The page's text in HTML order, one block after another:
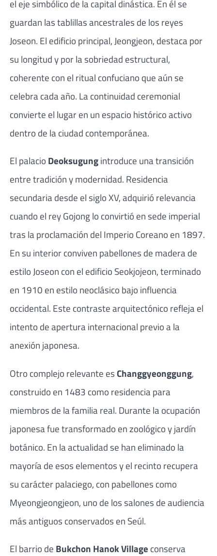
el eje simbólico de la capital dinástica. En él se
guardan las tablillas ancestrales de los reyes
Joseon. El edificio principal, Jeongjeon, destaca por
su longitud y por la sobriedad estructural,
coherente con el ritual confuciano que aún se
celebra cada año. La continuidad ceremonial
convierte el lugar en un espacio histórico activo
dentro de la ciudad contemporánea.
El palacio Deoksugungintroduce una transición
entre tradición y modernidad. Residencia
secundaria desde el siglo XV, adquirió relevancia
cuando el rey Gojong lo convirtió en sede imperial
tras la proclamación del Imperio Coreano en 1897.
En su interior conviven pabellones de madera de
estilo Joseon con el edificio Seokjojeon, terminado
en 1910 en estilo neoclásico bajo influencia
occidental. Este contraste arquitectónico refleja el
intento de apertura internacional previo a la
anexión japonesa.
Otro complejo relevante es Changgyeonggung,
construido en 1483 como residencia para
miembros de la familia real. Durante la ocupación
japonesa fue transformado en zoológico y jardín
botánico. En la actualidad se han eliminado la
mayoría de esos elementos y el recinto recupera
su carácter palaciego, con pabellones como
Myeongjeongjeon, uno de los salones de audiencia
más antiguos conservados en Seúl.
El barrio de Bukchon Hanok Village conserva